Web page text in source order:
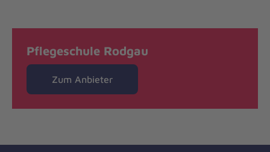
Pflegeschule Rodgau
Zum Anbieter